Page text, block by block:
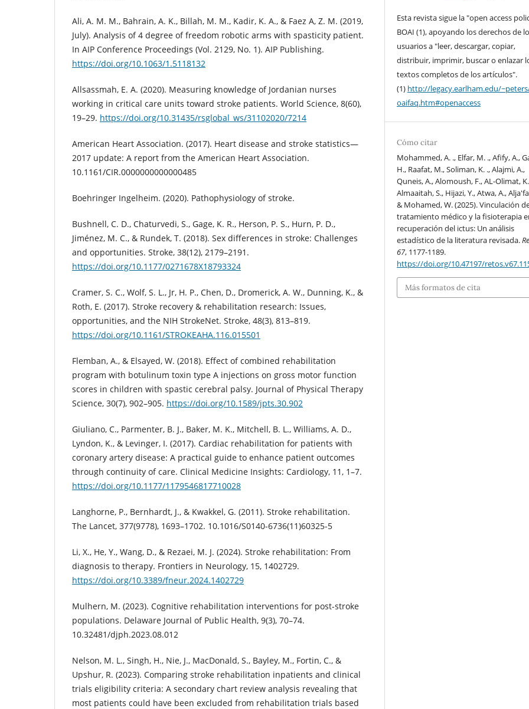
Ali, A. M. M., Bahrain, A. K., Billah, M. M., Kadir, K. A., & Faez A, Z. M. (2019,
July). Analysis of 4 degree of freedom robotic arms with spasticity patient.
In AIP Conference Proceedings (Vol. 2129, No. 1). AIP Publishing.
https://doi.org/10.1063/1.5118132
Allsassmah, E. A. (2020). Measuring knowledge of Jordanian nurses
working in critical care units toward stroke patients. World Science, 8(60),
19–29. https://doi.org/10.31435/rsglobal_ws/31102020/7214
American Heart Association. (2017). Heart disease and stroke statistics—
2017 update: A report from the American Heart Association.
10.1161/CIR.0000000000000485
Boehringer Ingelheim. (2020). Pathophysiology of stroke.
Bushnell, C. D., Chaturvedi, S., Gage, K. R., Herson, P. S., Hurn, P. D.,
Jiménez, M. C., & Rundek, T. (2018). Sex differences in stroke: Challenges
and opportunities. Stroke, 38(12), 2179–2191.
https://doi.org/10.1177/0271678X18793324
Cramer, S. C., Wolf, S. L., Jr, H. P., Chen, D., Dromerick, A. W., Dunning, K., &
Roth, E. (2017). Stroke recovery & rehabilitation research: Issues,
opportunities, and the NIH StrokeNet. Stroke, 48(3), 813–819.
https://doi.org/10.1161/STROKEAHA.116.015501
Flemban, A., & Elsayed, W. (2018). Effect of combined rehabilitation
program with botulinum toxin type A injections on gross motor function
scores in children with spastic cerebral palsy. Journal of Physical Therapy
Science, 30(7), 902–905. https://doi.org/10.1589/jpts.30.902
Giuliano, C., Parmenter, B. J., Baker, M. K., Mitchell, B. L., Williams, A. D.,
Lyndon, K., & Levinger, I. (2017). Cardiac rehabilitation for patients with
coronary artery disease: A practical guide to enhance patient outcomes
through continuity of care. Clinical Medicine Insights: Cardiology, 11, 1–7.
https://doi.org/10.1177/1179546817710028
Langhorne, P., Bernhardt, J., & Kwakkel, G. (2011). Stroke rehabilitation.
The Lancet, 377(9778), 1693–1702. 10.1016/S0140-6736(11)60325-5
Li, X., He, Y., Wang, D., & Rezaei, M. J. (2024). Stroke rehabilitation: From
diagnosis to therapy. Frontiers in Neurology, 15, 1402729.
https://doi.org/10.3389/fneur.2024.1402729
Mulhern, M. (2023). Cognitive rehabilitation interventions for post-stroke
populations. Delaware Journal of Public Health, 9(3), 70–74.
10.32481/djph.2023.08.012
Nelson, M. L., Singh, H., Nie, J., MacDonald, S., Bayley, M., Fortin, C., &
Upshur, R. (2023). Comparing stroke rehabilitation inpatients and clinical
trials eligibility criteria: A secondary chart review analysis revealing that
most patients could have been excluded from rehabilitation trials based
Esta revista sigue la "open access
BOAI (1), apoyando los derechos de
usuarios a "leer, descargar, copiar,
distribuir, imprimir, buscar o enlazar
textos completos de los artículos".
(1) http://legacy.earlham.edu/
oaifaq.htm#openaccess
Cómo citar
Mohammed, A. ., Elfar, M. ., Afify, A.,
H., Raafat, M., Soliman, K. ., Alajmi, A.,
Quneis, A., Alomoush, F., AL-Olimat,
Almaaitah, S., Hijazi, Y., Atwa, A.,
& Mohamed, W. (2025). Vinculación
tratamiento médico y la fisioterapia
recuperación del ictus: Un análisis
estadístico de la literatura revisada.
67, 1177-1189.
https://doi.org/10.47197/
Más formatos de cita